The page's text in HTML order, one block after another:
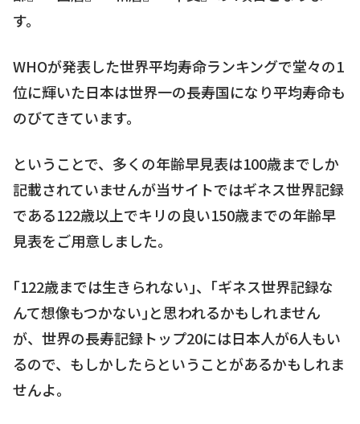
す。
WHOが発表した世界平均寿命ランキングで堂々の1
位に輝いた日本は世界一の長寿国になり平均寿命も
のびてきています。
ということで、多くの年齢早見表は100歳までしか
記載されていませんが当サイトではギネス世界記録
である122歳以上でキリの良い150歳までの年齢早
見表をご用意しました。
｢122歳までは生きられない｣、｢ギネス世界記録な
んて想像もつかない｣と思われるかもしれません
が、世界の長寿記録トップ20には日本人が6人もい
るので、もしかしたらということがあるかもしれま
せんよ。